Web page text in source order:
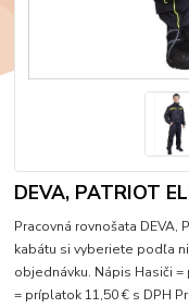
DEVA, PATRIOT
Pracovná rovnošata DEVA,
kabátu si vyberiete podľa
objednávku. Nápis Hasiči
= príplatok 11,50 € s DPH